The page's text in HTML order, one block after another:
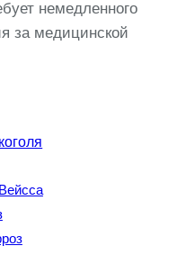
немедленного
за медицинской